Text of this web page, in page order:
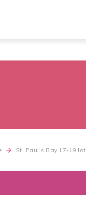
St. Paul’s Bay 17-19 lat